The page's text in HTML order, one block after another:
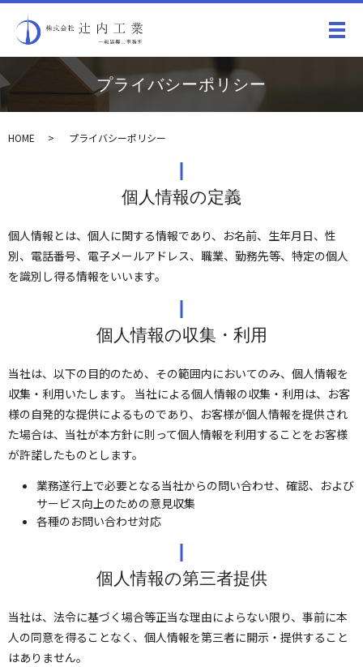
メ
プライバシーポリシー
HOME プライバシーポリシー
個人情報の定義
個人情報とは、個人に関する情報であり、お名前、生年月日、性
別、電話番号、電子メールアドレス、職業、勤務先等、特定の個人
を識別し得る情報をいいます。
個人情報の収集・利用
当社は、以下の目的のため、その範囲内においてのみ、個人情報を
収集・利用いたします。 当社による個人情報の収集・利用は、お客
様の自発的な提供によるものであり、お客様が個人情報を提供され
た場合は、当社が本方針に則って個人情報を利用することをお客様
が許諾したものとします。
業務遂行上で必要となる当社からの問い合わせ、確認、および
サービス向上のための意見収集
各種のお問い合わせ対応
個人情報の第三者提供
当社は、法令に基づく場合等正当な理由によらない限り、事前に本
人の同意を得ることなく、個人情報を第三者に開示・提供すること
はありません。